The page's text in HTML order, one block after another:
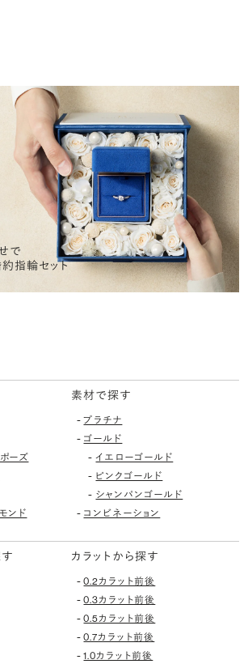
で
指輪セット
ーズ
ンド
素材で探す
-プラチナ
- ゴールド
-イエローゴールド
- ピンクゴールド
- シャンパンゴールド
- コンビネーション
カラットから探す
-0.2カラット前後
-0.3カラット前後
-0.5カラット前後
-0.7カラット前後
-1.0カラット前後